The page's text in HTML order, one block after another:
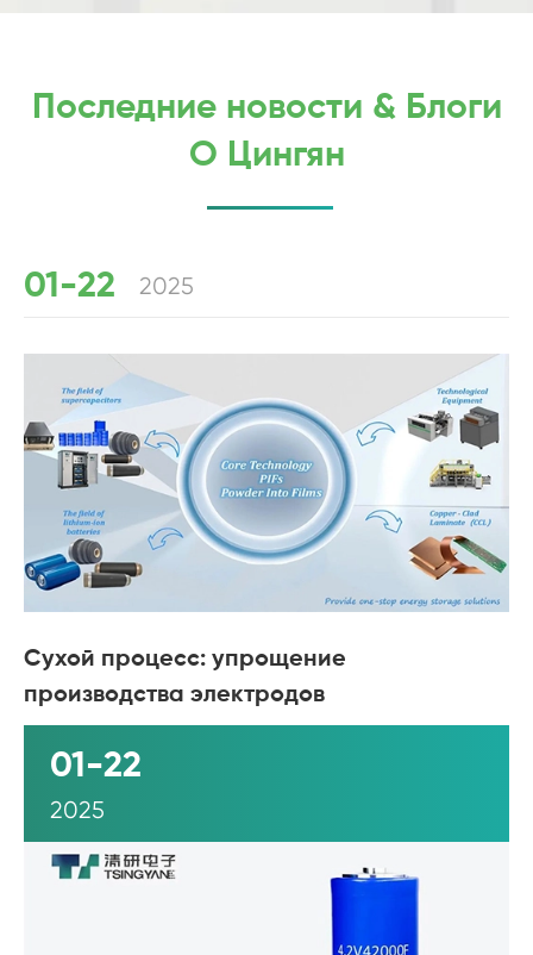
Последние новости & Блоги
О Цингян
01-22 2025
Сухой процесс: упрощение
производства электродов
01-22
2025